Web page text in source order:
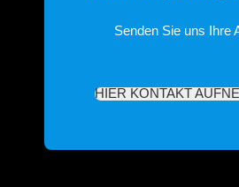
Senden Sie uns Ihre
HIER KONTAKT